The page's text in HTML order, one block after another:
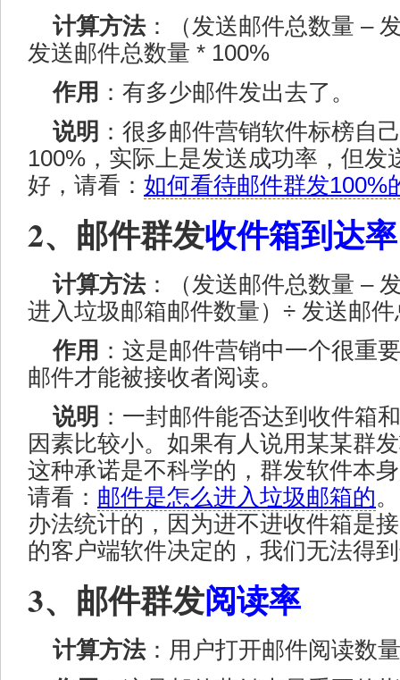
计算方法：（发送邮件总数量 –
发送邮件总数量 * 100%
作用 ：有多少邮件发出去了。
说明 ：很多邮件营销软件标榜自
100%，实际上是发送成功率，但
好，请看： 如何看待邮件群发100%
2、邮件群发收件箱到达率
计算方法：（发送邮件总数量 –
进入垃圾邮箱邮件数量）÷ 发送邮
作用 ：这是邮件营销中一个很重
邮件才能被接收者阅读。
说明 ：一封邮件能否达到收件箱
因素比较小。如果有人说用某某群
这种承诺是不科学的，群发软件本
请看： 邮件是怎么进入垃圾邮箱的
办法统计的，因为进不进收件箱是
的客户端软件决定的，我们无法得
3、邮件群发阅读率
计算方法：用户打开邮件阅读数